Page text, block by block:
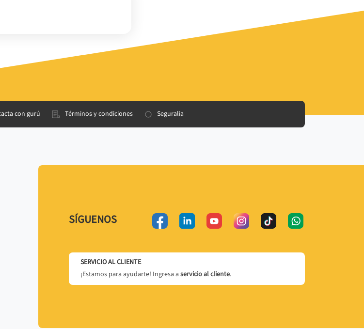
con gurú Términos y condiciones Seguralia
SÍGUENOS
SERVICIO AL CLIENTE
¡Estamos para ayudarte! Ingresa a servicio al cliente.